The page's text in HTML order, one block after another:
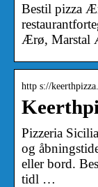
Bestil pizza
Ærø, Marstal
http s://
Pizzeria
og
eller bord.
tidl …